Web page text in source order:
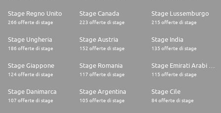
Stage Regno Unito
266 offerte di stage
Stage Canada
223 offerte di stage
Stage Lussemburgo
215 offerte di stage
Stage Ungheria
186 offerte di stage
Stage Austria
152 offerte di stage
Stage India
135 offerte di stage
Stage Giappone
124 offerte di stage
Stage Romania
117 offerte di stage 115 offerte di stage
Stage Danimarca
107 offerte di stage
Stage Argentina
105 offerte di stage
Stage Cile
84 offerte di stage